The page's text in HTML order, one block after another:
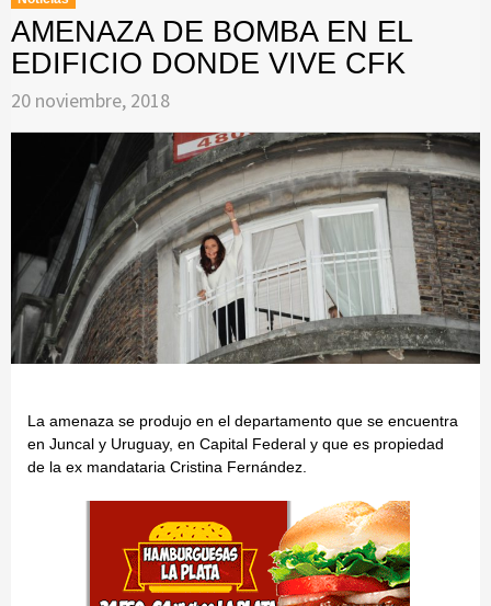
AMENAZA DE BOMBA EN EL
EDIFICIO DONDE VIVE CFK
20 noviembre, 2018
La amenaza se produjo en el departamento que se encuentra
en Juncal y Uruguay, en Capital Federal y que es propiedad
de la ex mandataria Cristina Fernández.